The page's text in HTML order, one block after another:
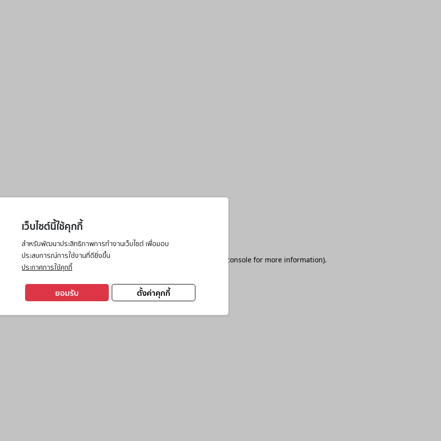
เว็บไซต์นี้ใช้คุกกี้
สำหรับพัฒนาประสิทธิภาพการทำงานเว็บไซต์ เพื่อมอบ
ประสบการณ์การใช้งานที่ดียิ่งขึ้น
ประกาศการใช้คุกกี้
ตั้งค่าคุกกี้
ยอมรับ
has occurred while loading browser console for more information).